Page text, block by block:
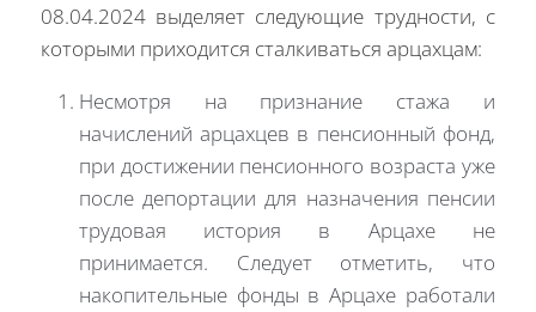
08.04.2024 выделяет следующие трудности, с
которыми приходится сталкиваться арцахцам:
Несмотря на признание стажа и
начислений арцахцев в пенсионный фонд,
при достижении пенсионного возраста уже
после депортации для назначения пенсии
трудовая история в Арцахе не
принимается. Следует отметить, что
накопительные фонды в Арцахе работали